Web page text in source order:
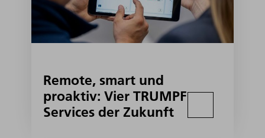
Remote, smart und
proaktiv: Vier TRUMPF
Services der Zukunft